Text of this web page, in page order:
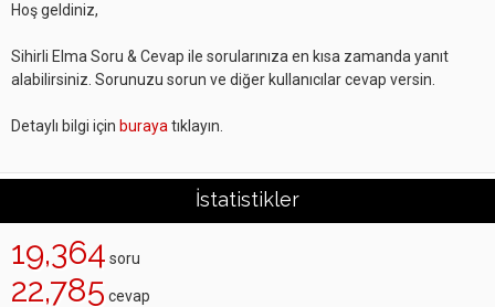
Hoş geldiniz,
Sihirli Elma Soru & Cevap ile sorularınıza en kısa zamanda yanıt
alabilirsiniz. Sorunuzu sorun ve diğer kullanıcılar cevap versin.
Detaylı bilgi için buraya tıklayın.
İstatistikler
19,364 soru
22,785 cevap